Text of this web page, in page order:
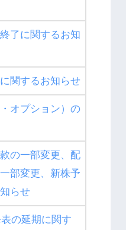
了に関するお知
関するお知らせ
オプション）の
の一部変更、配
部変更、新株予
らせ
の延期に関す